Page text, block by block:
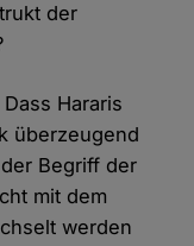
der
Hararis
überzeugend
Begriff der
mit dem
werden